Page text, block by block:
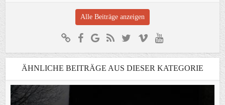
Alle Beiträge anzeigen
ÄHNLICHE BEITRÄGE AUS DIESER KATEGORIE